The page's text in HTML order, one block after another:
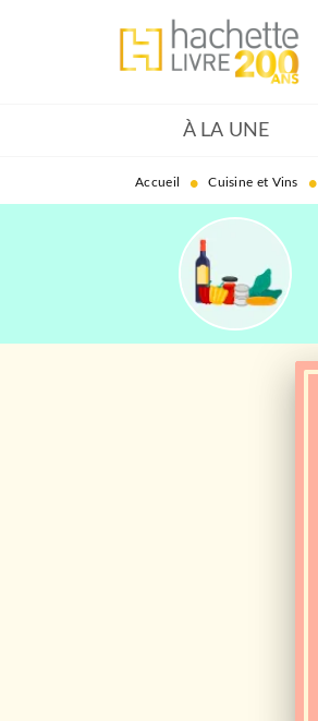
MENU RECHERCHE
À LA UNE
Accueil • Cuisine et Vins •